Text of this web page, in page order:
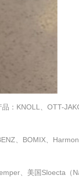
：KNOLL、OTT-
、BOMIX、
、美国Sloecta（